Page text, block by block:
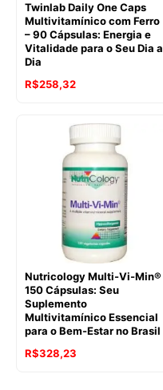
Twinlab Daily One Caps
Multivitamínico com Ferro
– 90 Cápsulas: Energia e
Vitalidade para o Seu Dia a
Dia
R$258,32
Nutricology Multi-Vi-Min®
150 Cápsulas: Seu
Suplemento
Multivitamínico Essencial
para o Bem-Estar no Brasil
R$328,23